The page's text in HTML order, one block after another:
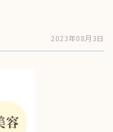
2023年08月3日